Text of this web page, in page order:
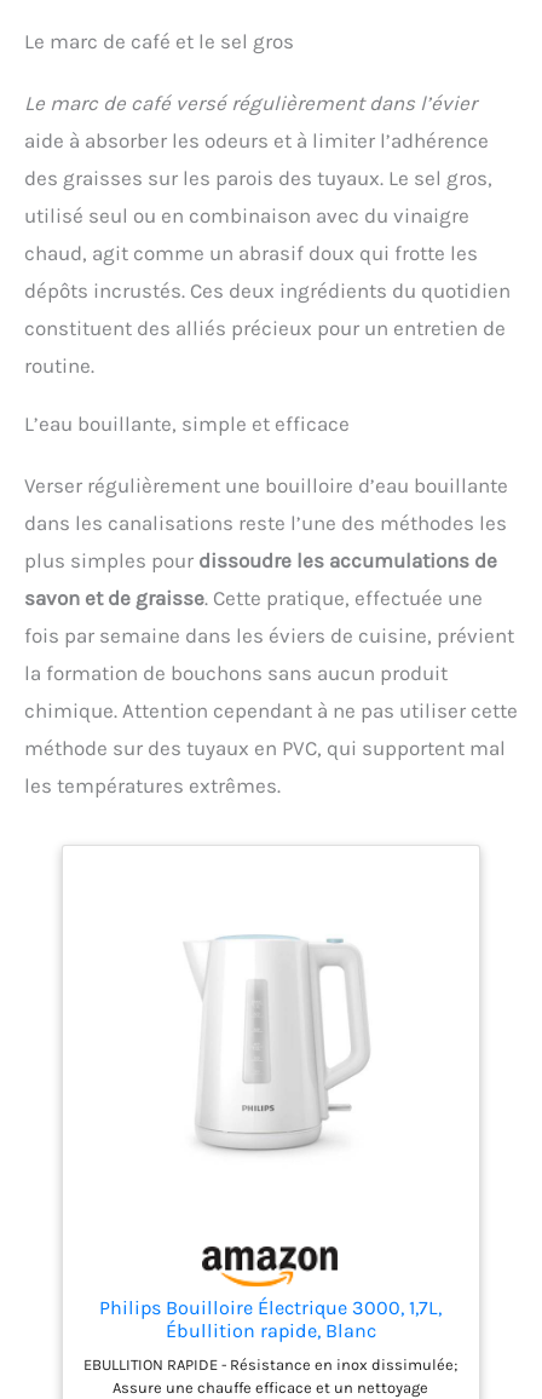
saupoudrez sur une éponge humide ou
surfaces Placez 60g dans une coupelle dans
l'espace confiné (armoire, réfrigérateur…) pour
neutraliser les mauvaises odeurs
Le marc de café et le sel gros
Le marc de café versé régulièrement dans l’évier
aide à absorber les odeurs et à limiter l’adhérence
des graisses sur les parois des tuyaux. Le sel gros,
utilisé seul ou en combinaison avec du vinaigre
chaud, agit comme un abrasif doux qui frotte les
dépôts incrustés. Ces deux ingrédients du quotidien
constituent des alliés précieux pour un entretien de
routine.
L’eau bouillante, simple et efficace
Verser régulièrement une bouilloire d’eau bouillante
dans les canalisations reste l’une des méthodes les
plus simples pour dissoudre les accumulations de
savon et de graisse. Cette pratique, effectuée une
fois par semaine dans les éviers de cuisine, prévient
la formation de bouchons sans aucun produit
chimique. Attention cependant à ne pas utiliser cette
méthode sur des tuyaux en PVC, qui supportent mal
les températures extrêmes.
Philips Bouilloire Électrique 3000, 1,7L,
Ébullition rapide, Blanc
EBULLITION RAPIDE - Résistance en inox dissimulée;
Assure une chauffe efficace et un nettoyage